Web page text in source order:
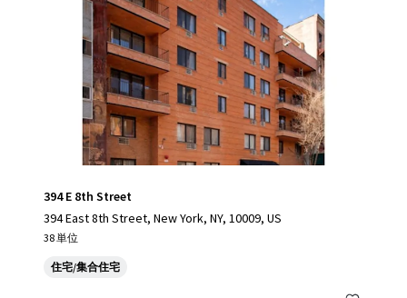
394 E 8th Street
394 East 8th Street, New York, NY, 10009, US
38 単位
住宅/集合住宅